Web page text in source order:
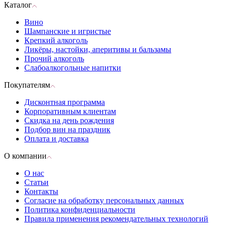
Каталог
Вино
Шампанские и игристые
Крепкий алкоголь
Ликёры, настойки, аперитивы и бальзамы
Прочий алкоголь
Слабоалкогольные напитки
Покупателям
Дисконтная программа
Корпоративным клиентам
Скидка на день рождения
Подбор вин на праздник
Оплата и доставка
О компании
О нас
Статьи
Контакты
Согласие на обработку персональных данных
Политика конфиденциальности
Правила применения рекомендательных технологий